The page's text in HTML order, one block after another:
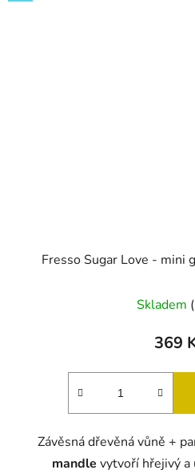
Fresso Sugar Love - mini
Skladem
369
Závěsná dřevěná vůně +
mandle vytvoří hřejivý